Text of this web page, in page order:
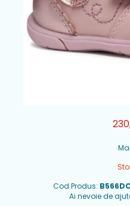
Cod Produs:
Ai nevoie de